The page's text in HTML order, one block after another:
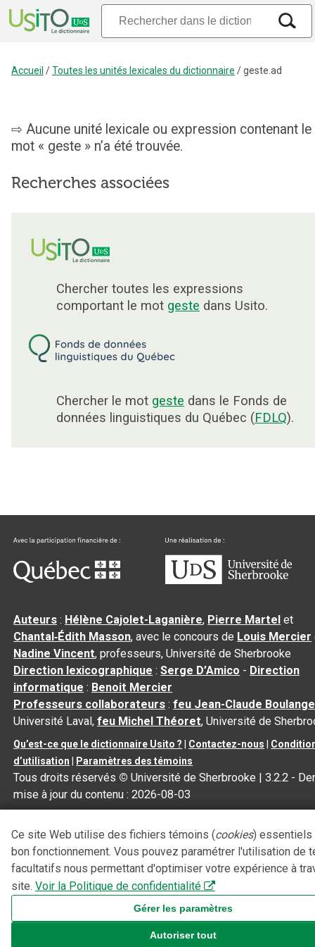
Accueil /Toutes les unités lexicales du dictionnaire /geste.ad
Aucune unité lexicale ou expression contenant le
mot « geste » n’a été trouvée.
Recherches associées
Chercher toutes les expressions
comportant le mot geste dans Usito.
Chercher le mot geste dans le Fonds de
données linguistiques du Québec (FDLQ).
Auteurs : Hélène Cajolet-Laganière, Pierre Martel et
Chantal‑Édith Masson, avec le concours de Louis Mercier
Nadine Vincent, professeurs, Université de Sherbrooke
Direction lexicographique :Serge D’Amico - Direction
informatique : Benoit Mercier
Professeurs collaborateurs :feu Jean-Claude
Université Laval,feu Michel Théoret, Université de
Qu’est-ce que le dictionnaire Usito ? Contactez-nous
d’utilisation
Paramètres des témoins
Tous droits réservés © Université de Sherbrooke |3.2.2 -
mise à jour du contenu :2026-08-03
Ce site Web utilise des fichiers témoins (cookies) essentiels
bon fonctionnement. Vous pouvez paramétrer l'utilisation de
facultatifs nous permettant d'optimiser votre expérience à
site. Voir la Politique de confidentialité
Gérer les paramètres
Autoriser tout